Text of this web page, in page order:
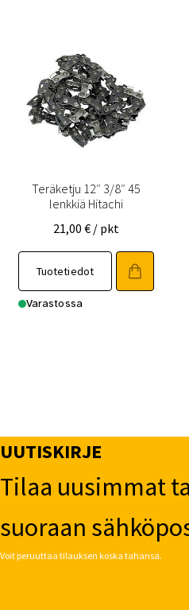
Teräketju 12″ 3/8″ 45
lenkkiä Hitachi
21,00 € / pkt
Tuotetiedot
Varastossa
UUTISKIRJE
Tilaa uusimmat
suoraan
Voit peruuttaa tilauksen koska tahansa.